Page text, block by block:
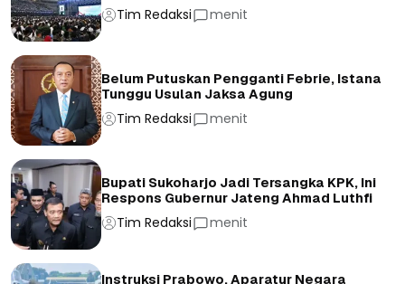
Tim Redaksi menit
Belum Putuskan Pengganti Febrie, Istana
Tunggu Usulan Jaksa Agung
Tim Redaksi menit
Bupati Sukoharjo Jadi Tersangka KPK, Ini
Respons Gubernur Jateng Ahmad Luthfi
Tim Redaksi menit
Instruksi Prabowo, Aparatur Negara